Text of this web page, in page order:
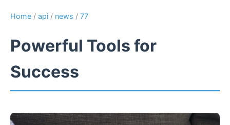
Home / api / news / 77
Powerful Tools for
Success